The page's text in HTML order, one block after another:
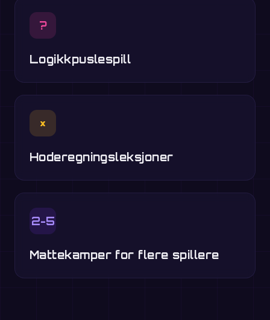
?
Logikkpuslespill
×
Hoderegningsleksjoner
2-5
Mattekamper for flere spillere